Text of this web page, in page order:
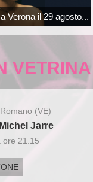
Verona il 29 agosto...
VETRINA
(VE)
Jarre
ore 21.15